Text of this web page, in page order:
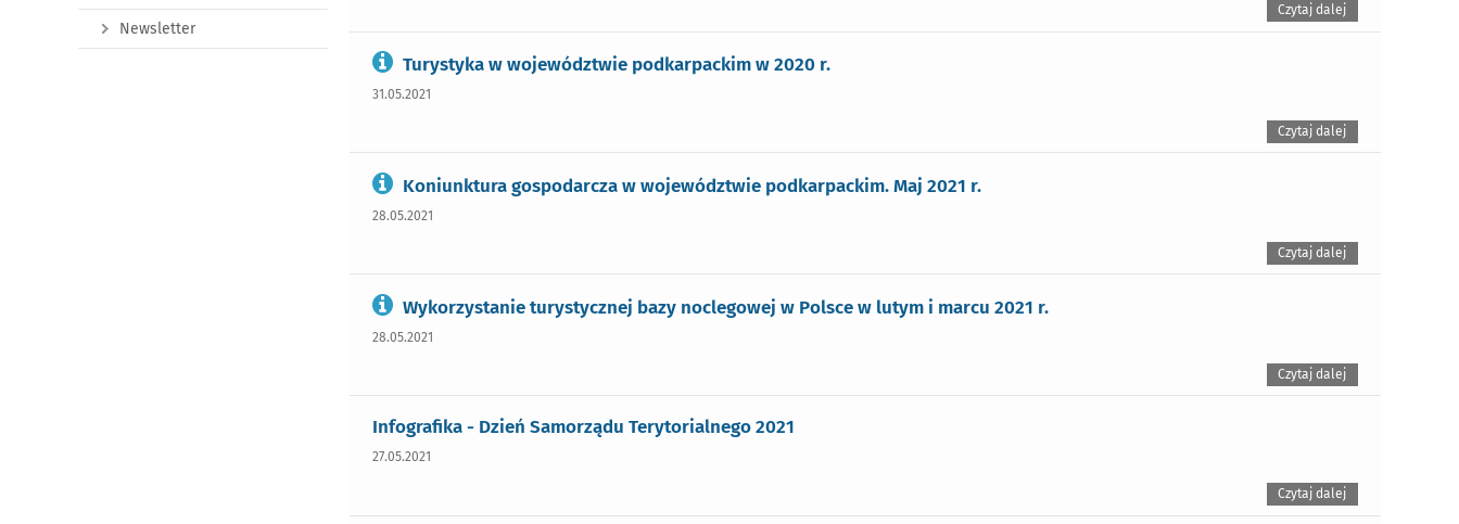
Czytaj dalej
Turystyka w województwie podkarpackim w 2020 r.
31.05.2021
Czytaj dalej
Koniunktura gospodarcza w województwie podkarpackim. Maj 2021 r.
28.05.2021
Czytaj dalej
Wykorzystanie turystycznej bazy noclegowej w Polsce w lutym i marcu 2021 r.
28.05.2021
Czytaj dalej
Infografika - Dzień Samorządu Terytorialnego 2021
27.05.2021
Czytaj dalej
Newsletter